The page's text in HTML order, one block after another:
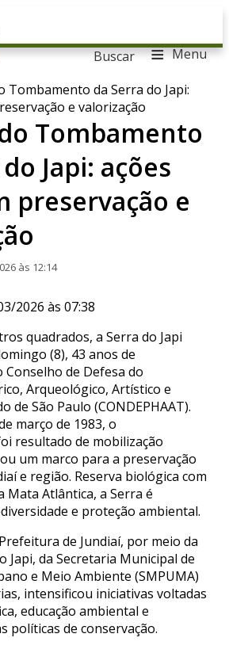
≡ Menu
Buscar
Tombamento da Serra do Japi:
e valorização
Tombamento
Japi: ações
preservação e
às 12:14
2026 às 07:38
quadrados, a Serra do Japi
(8), 43 anos de
de Defesa do
Arqueológico, Artístico e
de São Paulo (CONDEPHAAT).
março de 1983, o
resultado de mobilização
um marco para a preservação
e região. Reserva biológica com
Mata Atlântica, a Serra é
e proteção ambiental.
de Jundiaí, por meio da
Japi, da Secretaria Municipal de
e Meio Ambiente (SMPUMA)
intensificou iniciativas voltadas
educação ambiental e
políticas de conservação.